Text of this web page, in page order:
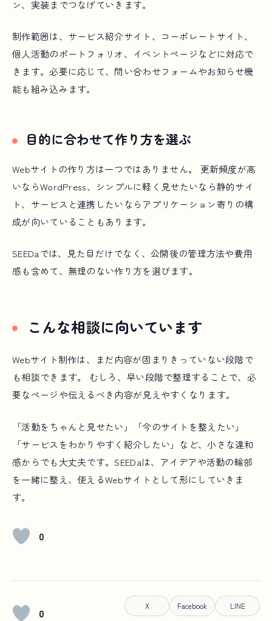
ン、実装までつなげていきます。
制作範囲は、サービス紹介サイト、コーポレートサイト、
個人活動のポートフォリオ、イベントページなどに対応で
きます。必要に応じて、問い合わせフォームやお知らせ機
能も組み込みます。
目的に合わせて作り方を選ぶ
Webサイトの作り方は一つではありません。 更新頻度が高
いならWordPress、シンプルに軽く見せたいなら静的サイ
ト、サービスと連携したいならアプリケーション寄りの構
成が向いていることもあります。
SEEDaでは、見た目だけでなく、公開後の管理方法や費用
感も含めて、無理のない作り方を選びます。
こんな相談に向いています
Webサイト制作は、まだ内容が固まりきっていない段階で
も相談できます。 むしろ、早い段階で整理することで、必
要なページや伝えるべき内容が見えやすくなります。
「活動をちゃんと見せたい」「今のサイトを整えたい」
「サービスをわかりやすく紹介したい」など、小さな違和
感からでも大丈夫です。SEEDaは、アイデアや活動の輪部
を一緒に整え、使えるWebサイトとして形にしていきま
す。
0
0
X Facebook LINE